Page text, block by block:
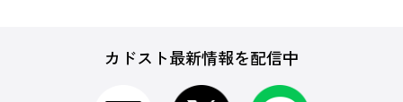
カドスト最新情報を配信中